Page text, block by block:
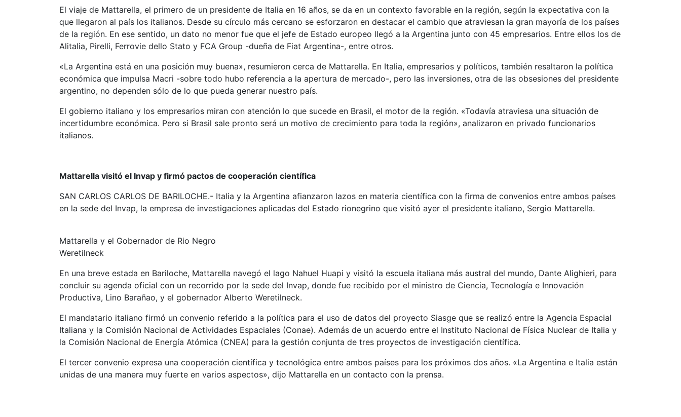
El viaje de Mattarella, el primero de un presidente de Italia en 16 años, se da en un contexto favorable en la región, según la expectativa con la
que llegaron al país los italianos. Desde su círculo más cercano se esforzaron en destacar el cambio que atraviesan la gran mayoría de los países
de la región. En ese sentido, un dato no menor fue que el jefe de Estado europeo llegó a la Argentina junto con 45 empresarios. Entre ellos los de
Alitalia, Pirelli, Ferrovie dello Stato y FCA Group -dueña de Fiat Argentina-, entre otros.
«La Argentina está en una posición muy buena», resumieron cerca de Mattarella. En Italia, empresarios y políticos, también resaltaron la política
económica que impulsa Macri -sobre todo hubo referencia a la apertura de mercado-, pero las inversiones, otra de las obsesiones del presidente
argentino, no dependen sólo de lo que pueda generar nuestro país.
El gobierno italiano y los empresarios miran con atención lo que sucede en Brasil, el motor de la región. «Todavía atraviesa una situación de
incertidumbre económica. Pero si Brasil sale pronto será un motivo de crecimiento para toda la región», analizaron en privado funcionarios
italianos.
Mattarella visitó el Invap y firmó pactos de cooperación científica
SAN CARLOS CARLOS DE BARILOCHE.- Italia y la Argentina afianzaron lazos en materia científica con la firma de convenios entre ambos países
en la sede del Invap, la empresa de investigaciones aplicadas del Estado rionegrino que visitó ayer el presidente italiano, Sergio Mattarella.
Mattarella y el Gobernador de Rio Negro
Weretilneck
En una breve estada en Bariloche, Mattarella navegó el lago Nahuel Huapi y visitó la escuela italiana más austral del mundo, Dante Alighieri, para
concluir su agenda oficial con un recorrido por la sede del Invap, donde fue recibido por el ministro de Ciencia, Tecnología e Innovación
Productiva, Lino Barañao, y el gobernador Alberto Weretilneck.
El mandatario italiano firmó un convenio referido a la política para el uso de datos del proyecto Siasge que se realizó entre la Agencia Espacial
Italiana y la Comisión Nacional de Actividades Espaciales (Conae). Además de un acuerdo entre el Instituto Nacional de Física Nuclear de Italia y
la Comisión Nacional de Energía Atómica (CNEA) para la gestión conjunta de tres proyectos de investigación científica.
El tercer convenio expresa una cooperación científica y tecnológica entre ambos países para los próximos dos años. «La Argentina e Italia están
unidas de una manera muy fuerte en varios aspectos», dijo Mattarella en un contacto con la prensa.